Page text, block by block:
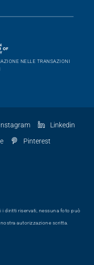
NELLE TRANSAZIONI
Linkedin
Pinterest
i diritti riservati, nessuna foto può
autorizzazione scritta.